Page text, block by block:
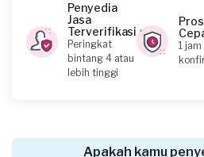
Junaedi Rahmat requested
Sekitar satu jam yang lalu
Jakarta Timur, Jakarta
Penyedia
Jasa
Terverifikasi
Peringkat
bintang 4 atau
lebih tinggi
1 jam
Apakah kamu